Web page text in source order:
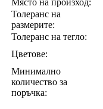
Място на произход:
Толеранс на
размерите:
Толеранс на тегло:
Цветове:
Минимално
количество за
поръчка: